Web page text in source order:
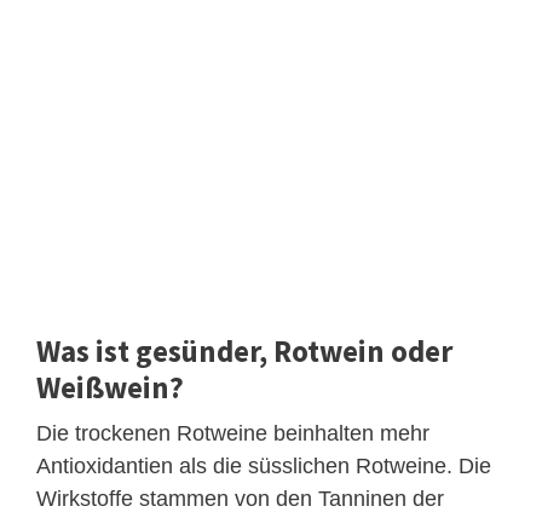
Was ist gesünder, Rotwein oder
Weißwein?
Die trockenen Rotweine beinhalten mehr
Antioxidantien als die süsslichen Rotweine. Die
Wirkstoffe stammen von den Tanninen der